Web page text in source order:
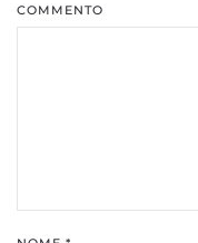
COMMENTO